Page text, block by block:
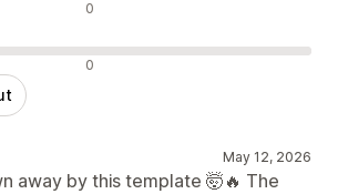
0
0
May 12, 2026
away by this template 🤯🔥 The